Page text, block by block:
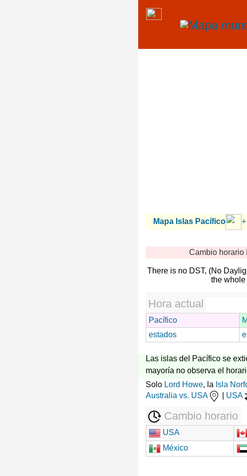
Mapa Islas Pacífico
Cambio horario
There is no DST, (No
the whole
Hora actual
Pacífico
estados
Las islas del Pacífico se
mayoría no observa el
Solo Lord Howe, la Isla
Australia vs. USA
USA
Cambio horario
USA
México